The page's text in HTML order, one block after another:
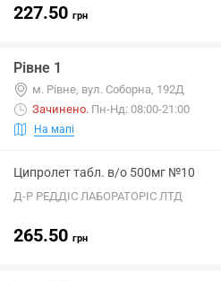
227.50 грн
Рівне 1
м. Рівне, вул. Соборна, 192Д
Зачинено. Пн-Нд: 08:00-21:00
На мапі
Ципролет табл. в/о 500мг №10
Д-Р РЕДДІС ЛАБОРАТОРІС ЛТД
265.50 грн